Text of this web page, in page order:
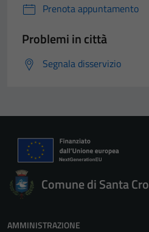
Prenota appuntamento
Problemi in città
Segnala disservizio
Comune di Santa
AMMINISTRAZIONE